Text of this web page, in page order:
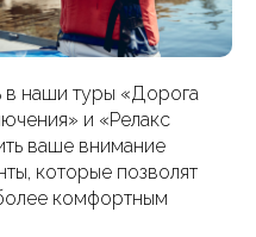
в наши туры «Дорога
и «Релакс
ваше внимание
которые позволят
комфортным